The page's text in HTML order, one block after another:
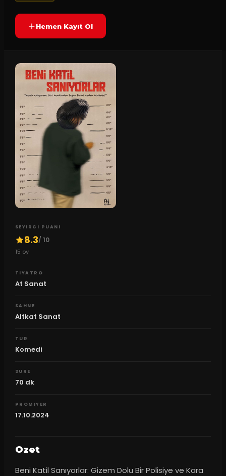
Hemen Kayıt Ol
SEYIRCI PUANI
8.3/ 10
15 oy
TIYATRO
At Sanat
SAHNE
Altkat Sanat
TUR
Komedi
SURE
70 dk
PROMIYER
17.10.2024
Ozet
Beni Katil Sanıyorlar: Gizem Dolu Bir Polisiye ve Kara